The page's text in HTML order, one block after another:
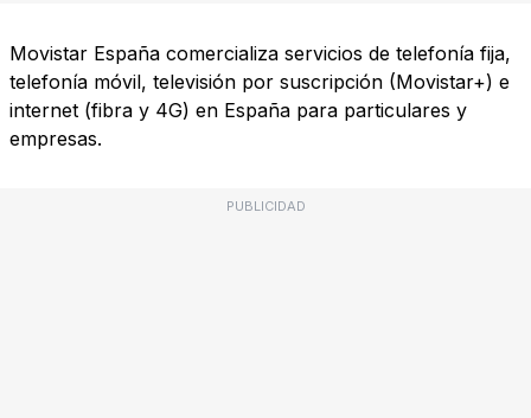
Movistar España comercializa servicios de telefonía fija,
telefonía móvil, televisión por suscripción (Movistar+) e
internet (fibra y 4G) en España para particulares y
empresas.
PUBLICIDAD